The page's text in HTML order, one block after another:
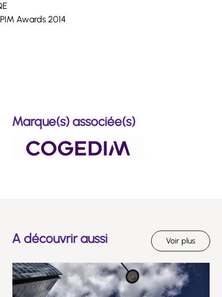
Awards 2014
Marque(s) associée(s)
A découvrir aussi Voir plus